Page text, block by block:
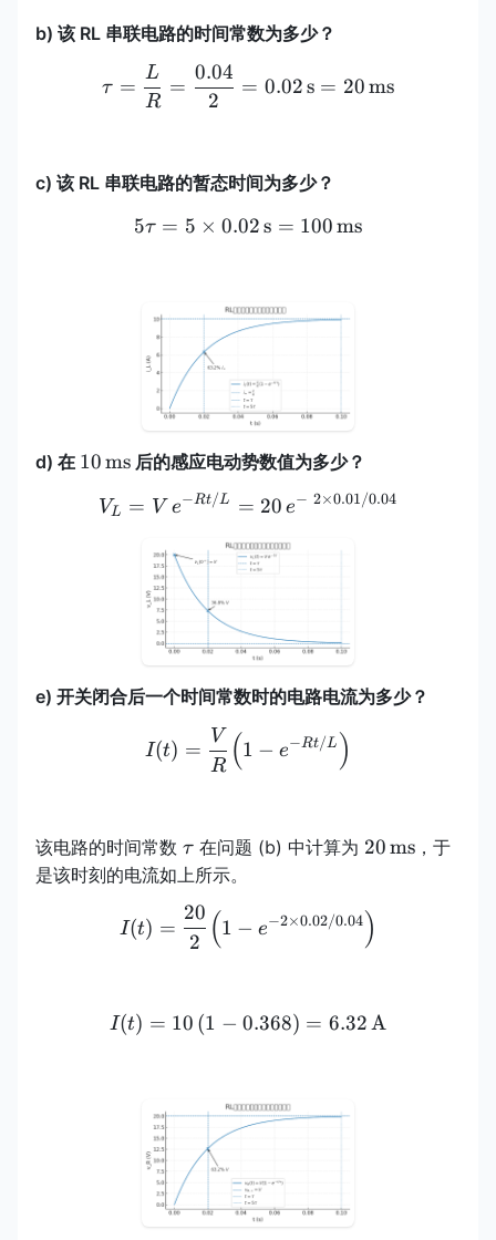
b) 该 RL 串联电路的时间常数为多少？
τ =
R
L
=
2
0.04
= 0.02s = 20ms
c) 该 RL 串联电路的暂态时间为多少？
5\tau=5\times
5τ = 5 × 0.02s = 100ms
d) 在 10\,\mathrm{ms}
10ms 后的感应电动势数值为多少？
V_L=V\,e^{-Rt/
VL = V e−Rt/L = 20 e− 2×0.01/0.04
e) 开关闭合后一个时间常数时的电路电流为多少？
I(t)=\frac{V}{R}\Bigl(1-
I(t) =
R
V (1 − e−Rt/L )
该电路的时间常数 \tau
τ 在问题 (b) 中计算为 20 ms ，于
是该时刻的电流如上所示。
I(t)=\frac{20}{2}\Bigl(1-
I(t) =
2
20 (1 − e−2×0.02/0.04)
I(t)=10\,(1-
I(t) = 10 (1 − 0.368) = 6.32A